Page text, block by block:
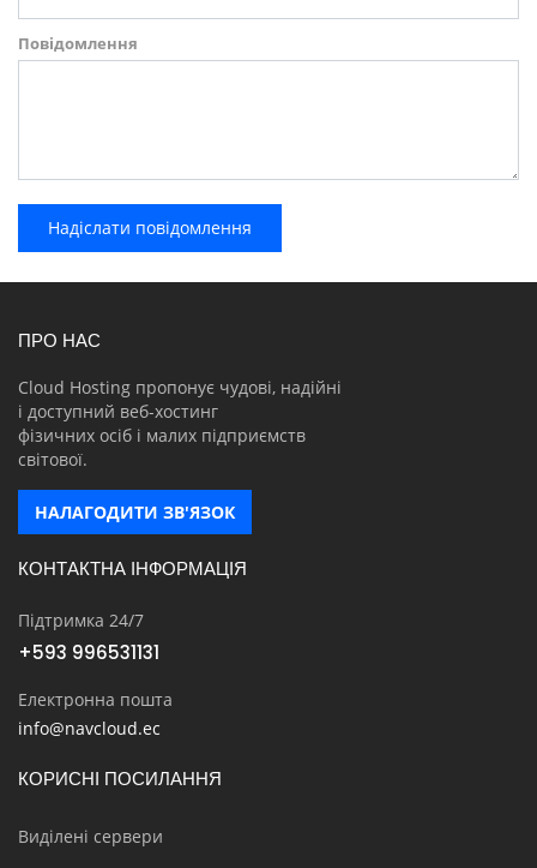
Повідомлення
Надіслати повідомлення
ПРО НАС
Cloud Hosting пропонує чудові, надійні
і доступний веб-хостинг
фізичних осіб і малих підприємств
світової.
НАЛАГОДИТИ ЗВ'ЯЗОК
КОНТАКТНА ІНФОРМАЦІЯ
Підтримка 24/7
+593 996531131
Електронна пошта
info@navcloud.ec
КОРИСНІ ПОСИЛАННЯ
Виділені сервери